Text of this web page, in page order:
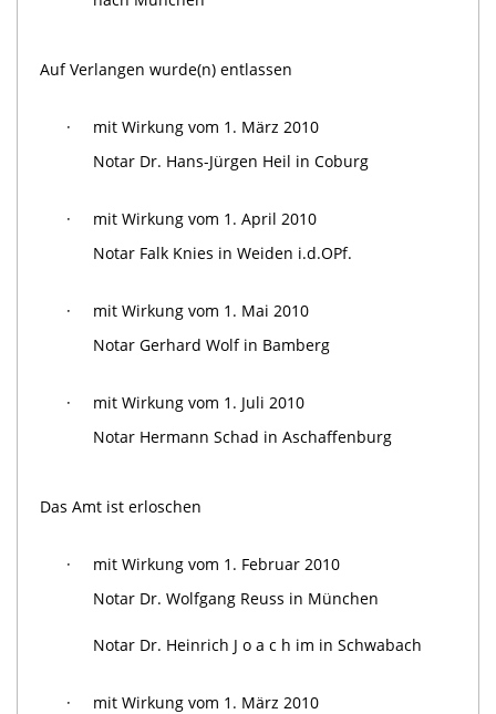
Auf Verlangen wurde(n) entlassen
·
mit Wirkung vom 1. März 2010
Notar Dr. Hans-Jürgen Heil in Coburg
·
mit Wirkung vom 1. April 2010
Notar Falk Knies in Weiden i.d.OPf.
·
mit Wirkung vom 1. Mai 2010
Notar Gerhard Wolf in Bamberg
·
mit Wirkung vom 1. Juli 2010
Notar Hermann Schad in Aschaffenburg
Das Amt ist erloschen
·
mit Wirkung vom 1. Februar 2010
Notar Dr. Wolfgang Reuss in München
Notar Dr. Heinrich J o a c h im in Schwabach
·
mit Wirkung vom 1. März 2010